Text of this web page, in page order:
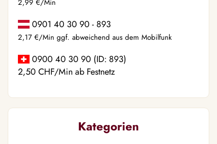
2,99 €/Min
0901 40 30 90 - 893
2,17 €/Min ggf. abweichend aus dem Mobilfunk
0900 40 30 90 (ID: 893)
2,50 CHF/Min ab Festnetz
Kategorien